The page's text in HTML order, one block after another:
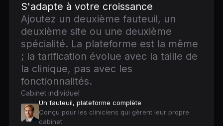
S'adapte à votre croissance
Ajoutez un deuxième fauteuil, un
deuxième site ou une deuxième
spécialité. La plateforme est la même
; la tarification évolue avec la taille de
la clinique, pas avec les
fonctionnalités.
Cabinet individuel
Un fauteuil, plateforme complète
Conçu pour les cliniciens qui gèrent leur propre
cabinet